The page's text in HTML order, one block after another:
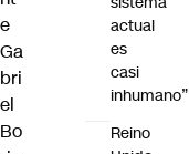
e
Ga
bri
el
Bo
actual
es
casi
inhumano”
Reino